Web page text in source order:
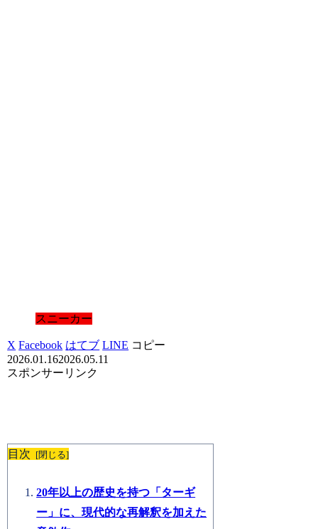
スニーカー
X Facebook はてブ LINE コピー
2026.01.162026.05.11
スポンサーリンク
目次
20年以上の歴史を持つ「ターギ
ー」に、現代的な再解釈を加えた